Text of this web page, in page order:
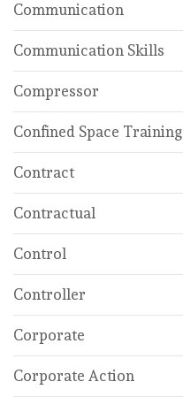
Communication
Communication Skills
Compressor
Confined Space Training
Contract
Contractual
Control
Controller
Corporate
Corporate Action